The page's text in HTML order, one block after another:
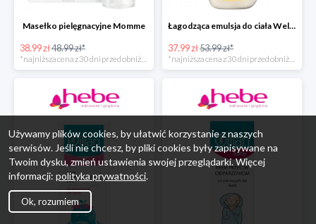
Masełko pielęgnacyjne Momme
38.99 zł48.99 zł*
Łagodząca emulsja do ciała Weleda
37.99 zł53.99 zł*
Używamy plików cookies, by ułatwić korzystanie z naszych
serwisów. Jeśli nie chcesz, by pliki cookies były zapisywane na
Twoim dysku, zmień ustawienia swojej przeglądarki. Więcej
informacji: polityka prywatności.
Ok, rozumiem